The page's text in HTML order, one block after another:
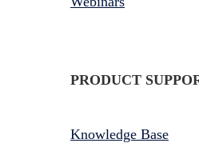
PRODUCT
Knowledge Base